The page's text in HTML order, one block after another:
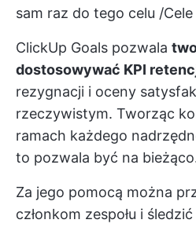
sam raz do tego celu /
ClickUp Goals pozwala
dostosowywać KPI
rezygnacji i oceny
rzeczywistym. Tworząc
ramach każdego
to pozwala być na
Za jego pomocą można
członkom zespołu i